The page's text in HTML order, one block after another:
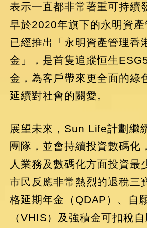
表示一直都非常著重可持續
早於2020年旗下的永明資產
已經推出「永明資產管理香
金」，是首隻追蹤恒生
金，為客戶帶來更全面的綠
延續對社會的關愛。
展望未來，Sun Life計劃繼
團隊，並會持續投資數碼化
人業務及數碼化方面投資最
市民反應非常熱烈的退稅三
格延期年金（QDAP）、自
（VHIS）及強積金可扣稅